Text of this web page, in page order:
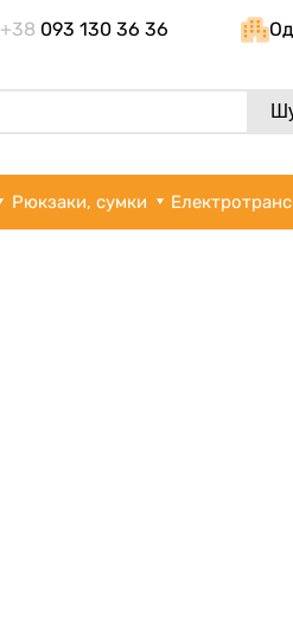
+38 093 130 36 36
Рюкзаки, сумки